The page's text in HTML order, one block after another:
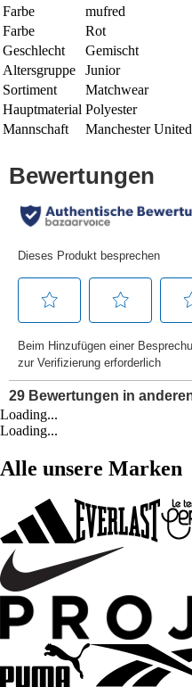
Farbe
mufred
Farbe
Rot
Geschlecht
Gemischt
Altersgruppe
Junior
Sortiment
Matchwear
Hauptmaterial Polyester
Mannschaft
Manchester United
Loading...
Loading...
Alle unsere Marken